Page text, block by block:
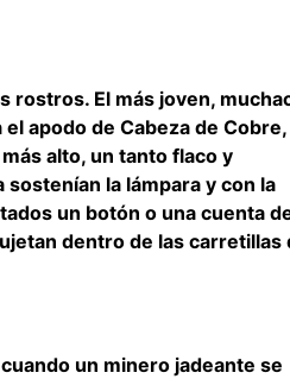
rostros. El más joven,
apodo de Cabeza de Cobre,
alto, un tanto flaco y
la lámpara y con la
un botón o una cuenta
dentro de las carretillas
un minero jadeante se